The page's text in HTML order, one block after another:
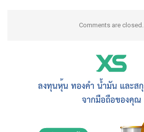
Comments are closed.